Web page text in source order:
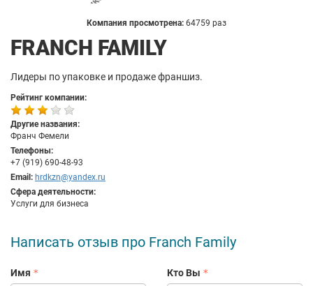
Компания просмотрена: 64759 раз
FRANCH FAMILY
Лидеры по упаковке и продаже франшиз.
Рейтинг компании:
Другие названия:
Франч Фемели
Телефоны:
+7 (919) 690-48-93
Email: hrdkzn@yandex.ru
Сфера деятельности:
Услуги для бизнеса
Написать отзыв про Franch Family
Имя Кто Вы